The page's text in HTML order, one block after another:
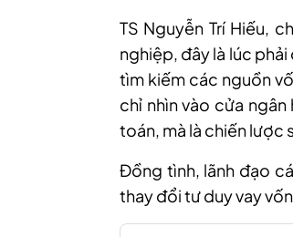
TS Nguyễn Trí Hiếu,
nghiệp, đây là lúc
tìm kiếm các nguồn
chỉ nhìn vào cửa
toán, mà là chiến lược
Đồng tình, lãnh đạo
thay đổi tư duy vay